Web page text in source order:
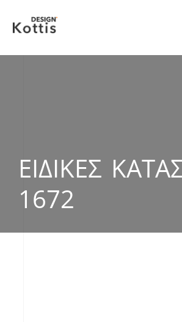
ΕΙΔΙΚΈΣ
1672